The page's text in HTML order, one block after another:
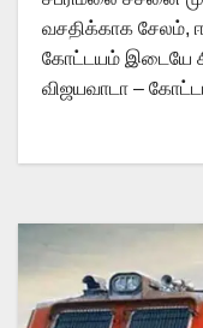
வசதிக்காக சேலம்,
கோட்டயம் இடையே
விஜயவாடா –